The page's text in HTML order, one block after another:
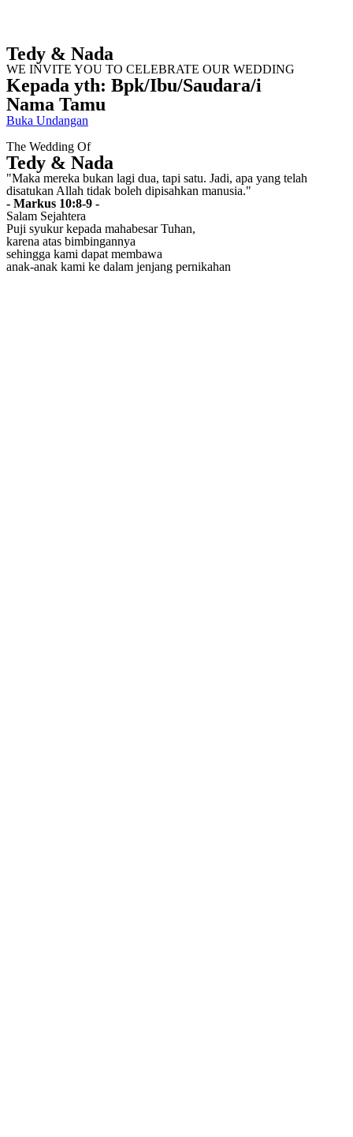
Tedy & Nada
WE INVITE YOU TO CELEBRATE OUR WEDDING
Kepada yth: Bpk/Ibu/Saudara/i
Nama Tamu
Buka Undangan
The Wedding Of
Tedy & Nada
"Maka mereka bukan lagi dua, tapi satu. Jadi, apa yang telah
disatukan Allah tidak boleh dipisahkan manusia."
- Markus 10:8-9 -
Salam Sejahtera
Puji syukur kepada mahabesar Tuhan,
karena atas bimbingannya
sehingga kami dapat membawa
anak-anak kami ke dalam jenjang pernikahan